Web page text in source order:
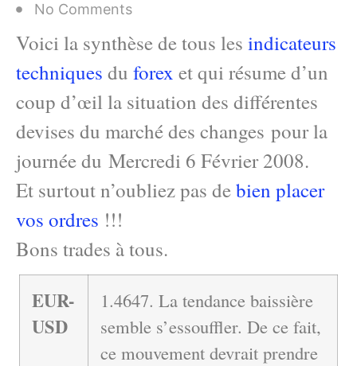
No Comments
Voici la synthèse de tous les indicateurs
techniques du forex et qui résume d’un
coup d’œil la situation des différentes
devises du marché des changes pour la
journée du Mercredi 6 Février 2008.
Et surtout n’oubliez pas debien placer
vos ordres !!!
Bons trades à tous.
EUR-
USD
1.4647. La tendance baissière
semble s’essouffler. De ce fait,
ce mouvement devrait prendre